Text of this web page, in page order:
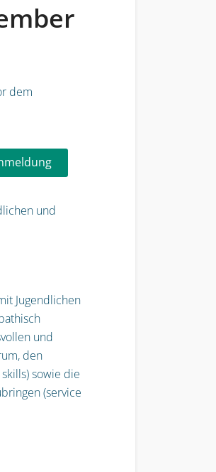
dem
und
Jugendlichen
und
den
sowie die
(service